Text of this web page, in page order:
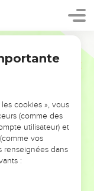
ÉVITER LES
doutes, les erreurs
cookies », vous
(comme des
utilisateur) et
vos
renseignées dans
: